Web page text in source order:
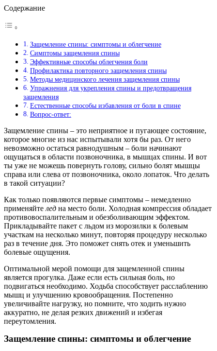
Содержание
Защемление спины: симптомы и облегчение
Симптомы защемления спины
Эффективные способы облегчения боли
Профилактика повторного защемления спины
Методы медицинского лечения защемления спины
Упражнения для укрепления спины и предотвращения
защемления
Естественные способы избавления от боли в спине
Вопрос-ответ:
Защемление спины – это неприятное и пугающее состояние,
которое многие из нас испытывали хотя бы раз. От него
невозможно остаться равнодушным – боли начинают
ощущаться в области позвоночника, в мышцах спины. И вот
ты уже не можешь повернуть голову, сильно болят мышцы
справа или слева от позвоночника, около лопаток. Что делать
в такой ситуации?
Как только появляются первые симптомы – немедленно
применяйте лед на место боли. Холодная компрессия обладает
противовоспалительным и обезболивающим эффектом.
Прикладывайте пакет с льдом из морозилки к болевым
участкам на несколько минут, повторяя процедуру несколько
раз в течение дня. Это поможет снять отек и уменьшить
болевые ощущения.
Оптимальной мерой помощи для защемленной спины
является прогулка. Даже если есть сильная боль, но
подвигаться необходимо. Ходьба способствует расслаблению
мышц и улучшению кровообращения. Постепенно
увеличивайте нагрузку, но помните, что ходить нужно
аккуратно, не делая резких движений и избегая
переутомления.
Защемление спины: симптомы и облегчение